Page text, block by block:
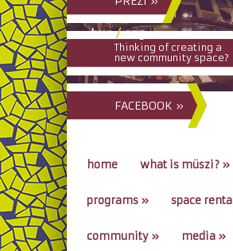
hun/eng
Thinking of creating a
new community space?
FACEBOOK »
home what is müszi? »
programs » space rental
community » media »